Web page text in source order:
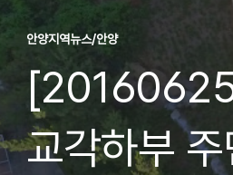
안양지역뉴스/안양
교각하부